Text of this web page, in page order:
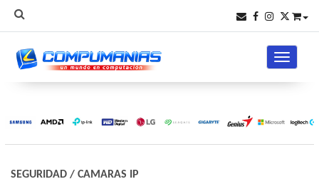
Toggle
SEGURIDAD / CAMARAS IP